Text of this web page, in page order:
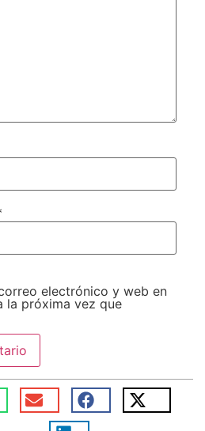
electrónico y web en
la próxima vez que